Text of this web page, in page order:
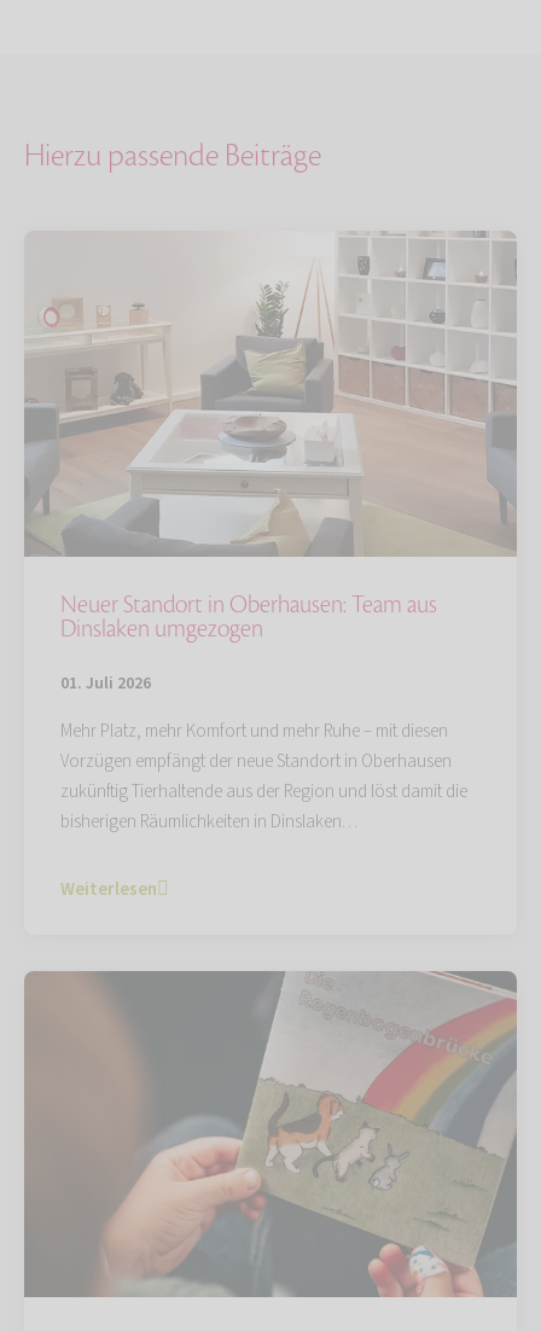
Hierzu passende Beiträge
Neuer Standort in Oberhausen: Team aus
Dinslaken umgezogen
01. Juli 2026
Mehr Platz, mehr Komfort und mehr Ruhe – mit diesen
Vorzügen empfängt der neue Standort in Oberhausen
zukünftig Tierhaltende aus der Region und löst damit die
bisherigen Räumlichkeiten in Dinslaken…
Weiterlesen